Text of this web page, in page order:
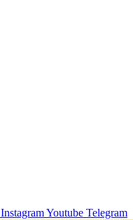
InstagramYoutube Telegram